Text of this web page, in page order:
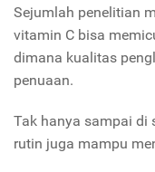
Sejumlah penelitian
vitamin C bisa
dimana kualitas
penuaan.
Tak hanya sampai di
rutin juga mampu